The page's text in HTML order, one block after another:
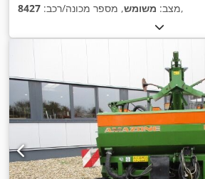
מצב: משומש, מספר מכונה/רכב: 8427 ,